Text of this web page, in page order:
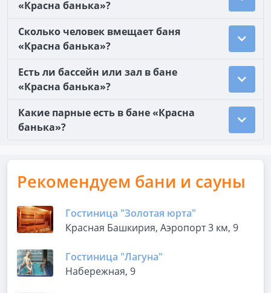
«Красна банька»?
Сколько человек вмещает баня
«Красна банька»?
Есть ли бассейн или зал в бане
«Красна банька»?
Какие парные есть в бане «Красна
банька»?
Рекомендуем бани и сауны
Гостиница "Золотая юрта"
Красная Башкирия, Аэропорт 3 км, 9
Гостиница "Лагуна"
Набережная, 9